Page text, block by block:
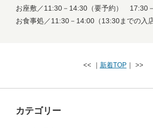
お座敷／11:30－14:30（要予約） 17:30
お食事処／11:30－14:00（13:30までの入店
<< ｜ 新着TOP ｜ >>
カテゴリー